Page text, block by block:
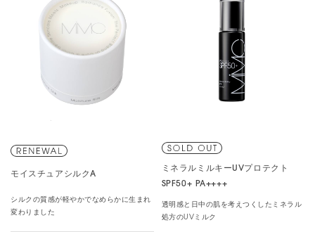
モイスチュアシルクA
シルクの質感が軽やかでなめらかに生まれ
変わりました
ミネラルミルキーUVプロテクト
SPF50+ PA++++
透明感と日中の肌を考えつくしたミネラル
処方のUVミルク